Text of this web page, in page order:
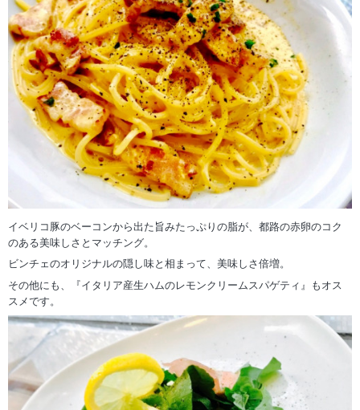
イベリコ豚のベーコンから出た旨みたっぷりの脂が、都路の赤卵のコク
のある美味しさとマッチング。
ビンチェのオリジナルの隠し味と相まって、美味しさ倍増。
その他にも、『イタリア産生ハムのレモンクリームスパゲティ』もオス
スメです。